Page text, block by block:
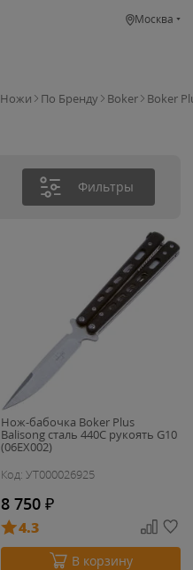
Москва
Ножи По Бренду Boker Boker
Фильтры
Нож-бабочка Boker Plus
Balisong сталь 440C рукоять G10
(06EX002)
Код: УТ000026925
8 750 ₽
4.3
В корзину